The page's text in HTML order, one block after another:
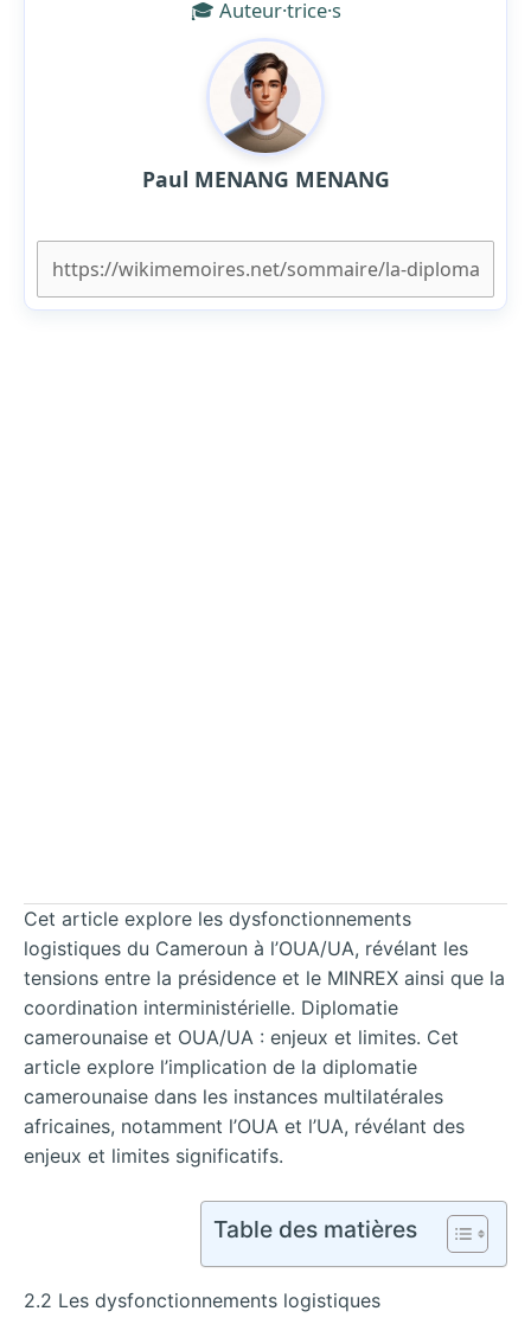
🎓 Auteur·trice·s
Paul MENANG MENANG
Cet article explore les dysfonctionnements
logistiques du Cameroun à l’OUA/UA, révélant les
tensions entre la présidence et le MINREX ainsi que la
coordination interministérielle. Diplomatie
camerounaise et OUA/UA : enjeux et limites. Cet
article explore l’implication de la diplomatie
camerounaise dans les instances multilatérales
africaines, notamment l’OUA et l’UA, révélant des
enjeux et limites significatifs.
Table des matières
2.2 Les dysfonctionnements logistiques